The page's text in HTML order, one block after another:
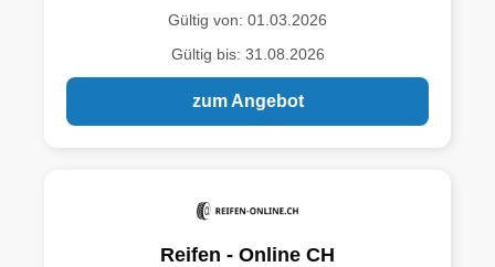
Gültig von: 01.03.2026
Gültig bis: 31.08.2026
zum Angebot
Reifen - Online CH